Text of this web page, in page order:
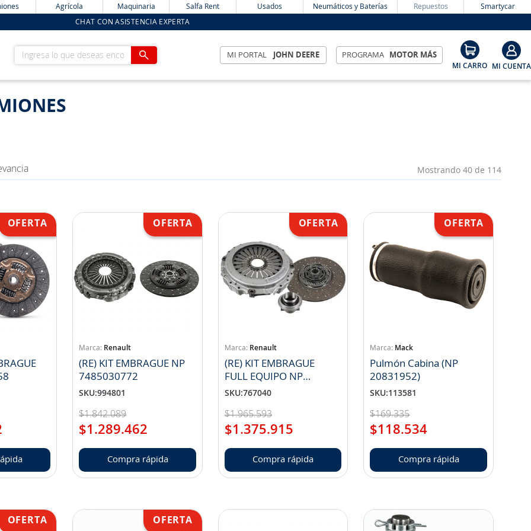
Agrícola Maquinaria Salfa Rent Usados Neumáticos y Baterías Repuestos Smartycar
CHAT CON ASISTENCIA EXPERTA
Ingresa lo que deseas encontrar MI PORTAL JOHN DEERE PROGRAMA MOTOR MÁS
Mostrando 40 de 114
Renault
(RE) KIT EMBRAGUE NP
7485030772
SKU:994801
$1.842.089
$1 .289.462
Compra rápida
Renault
(RE) KIT EMBRAGUE
FULL EQUIPO NP
5001867227
SKU:767040
$1.965.593
$1 .375.915
Compra rápida
Mack
Pulmón Cabina (NP
20831952)
SKU:113581
$169.335
$118.534
Compra rápida